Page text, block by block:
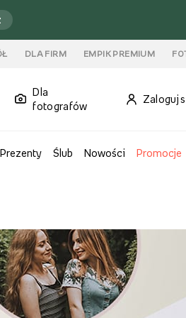
DLA FIRM EMPIK PREMIUM
Dla
fotografów
Zaloguj
Prezenty Ślub Nowości Promocje